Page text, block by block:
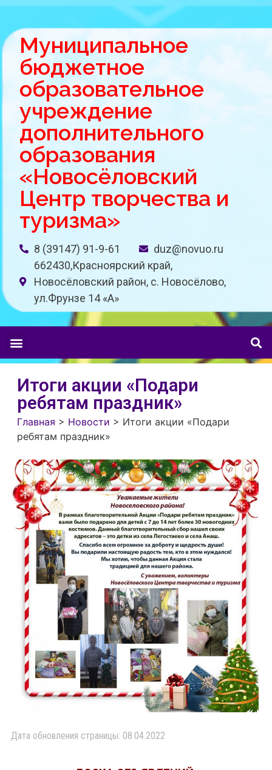
Муниципальное
бюджетное
образовательное
учреждение
дополнительного
образования
«Новосёловский
Центр творчества и
туризма»
8 (39147) 91-9-61
duz@novuo.ru
662430,Красноярский край,
Новосёловский район, с. Новосёлово,
ул.Фрунзе 14 «A»
Итоги акции «Подари
ребятам праздник»
Главная > Новости > Итоги акции «Подари
ребятам праздник»
Дата обновления страницы: 08.04.2022